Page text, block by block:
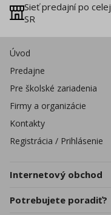
Sieť predajní po celej
SR
Úvod
Predajne
Pre školské zariadenia
Firmy a organizácie
Kontakty
Registrácia / Prihlásenie
Internetový obchod
Potrebujete poradiť?